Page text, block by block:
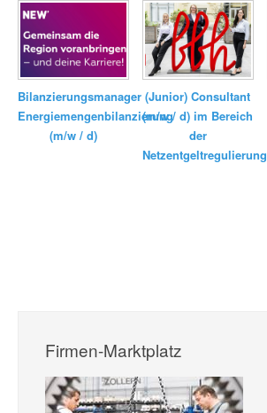
Bilanzierungsmanager
Energiemengenbilanzierung
(m/w / d)
(Junior) Consultant
(m/w / d) im Bereich
der
Netzentgeltregulierung
Firmen-Marktplatz